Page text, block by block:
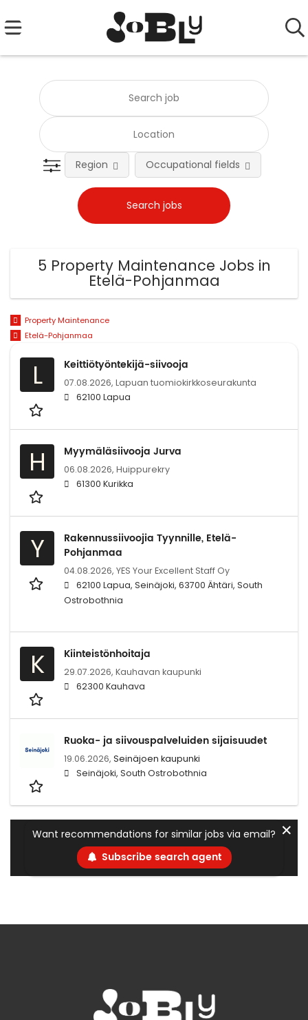
Region Occupational fields
5 Property Maintenance Jobs in
Etelä-Pohjanmaa
Property Maintenance
Etelä-Pohjanmaa
L Keittiötyöntekijä-siivooja
07.08.2026, Lapuan tuomiokirkkoseurakunta
62100 Lapua
H Myymäläsiivooja Jurva
06.08.2026, Huippurekry
61300 Kurikka
Y
Rakennussiivoojia Tyynnille, Etelä-
Pohjanmaa
04.08.2026, YES Your Excellent Staff Oy
62100 Lapua, Seinäjoki, 63700 Ähtäri, South
Ostrobothnia
K Kiinteistönhoitaja
29.07.2026, Kauhavan kaupunki
62300 Kauhava
Ruoka- ja siivouspalveluiden sijaisuudet
19.06.2026, Seinäjoen kaupunki
Seinäjoki, South Ostrobothnia
Want recommendations for similar jobs via email?
Subscribe search agent
✕